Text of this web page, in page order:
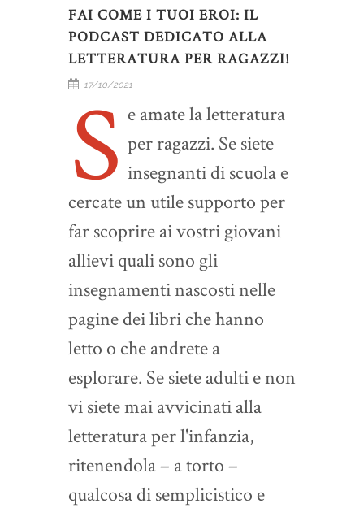
FAI COME I TUOI EROI: IL
PODCAST DEDICATO ALLA
LETTERATURA PER RAGAZZI!
17/10/2021
S e amate la letteratura
per ragazzi. Se siete
insegnanti di scuola e
cercate un utile supporto per
far scoprire ai vostri giovani
allievi quali sono gli
insegnamenti nascosti nelle
pagine dei libri che hanno
letto o che andrete a
esplorare. Se siete adulti e non
vi siete mai avvicinati alla
letteratura per l'infanzia,
ritenendola – a torto –
qualcosa di semplicistico e